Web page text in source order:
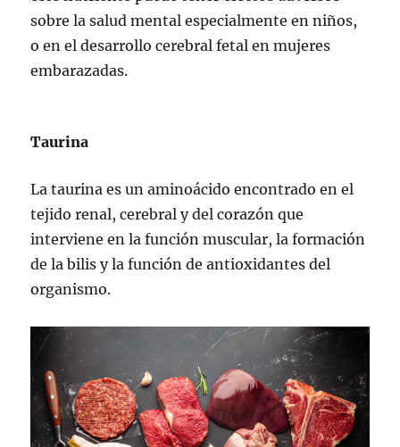
sobre la salud mental especialmente en niños,
o en el desarrollo cerebral fetal en mujeres
embarazadas.
Taurina
La taurina es un aminoácido encontrado en el
tejido renal, cerebral y del corazón que
interviene en la función muscular, la formación
de la bilis y la función de antioxidantes del
organismo.